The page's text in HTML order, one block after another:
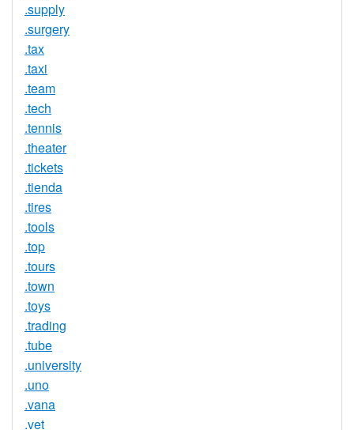
.supply
.surgery
.tax
.taxi
.team
.tech
.tennis
.theater
.tickets
.tienda
.tires
.tools
.top
.tours
.town
.toys
.trading
.tube
.university
.uno
.vana
.vet